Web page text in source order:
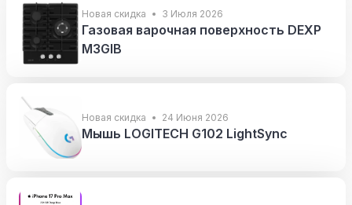
Новая скидка 3 Июля 2026
Газовая варочная поверхность DEXP
M3GIB
Новая скидка 24 Июня 2026
Мышь LOGITECH G102 LightSync